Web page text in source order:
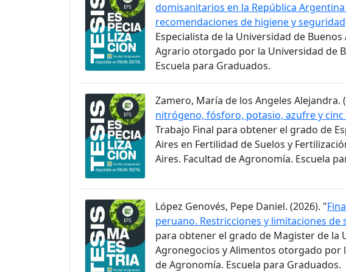
domisanitarios en la República
recomendaciones de higiene y seguridad
Especialista de la Universidad de
Agrario otorgado por la Universidad de
Escuela para Graduados.
Zamero, María de los Angeles Alejandra.
nitrógeno, fósforo, potasio, azufre y
Trabajo Final para obtener el grado de
Aires en Fertilidad de Suelos y
Aires. Facultad de Agronomía. Escuela
López Genovés, Pepe Daniel. (2026). "
peruano. Restricciones y limitaciones
para obtener el grado de Magister de la
Agronegocios y Alimentos otorgado por
de Agronomía. Escuela para Graduados.